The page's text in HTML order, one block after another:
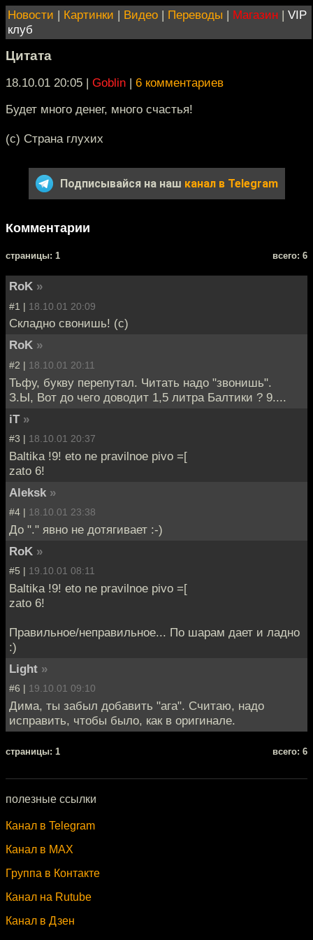
Новости | Картинки | Видео | Переводы | Магазин | VIP
клуб
Цитата
18.10.01 20:05 | Goblin | 6 комментариев
Будет много денег, много счастья!
(с) Страна глухих
Подписывайся на наш канал в Telegram
Комментарии
cтраницы: 1 всего: 6
RoK »
#1 | 18.10.01 20:09
Складно свонишь! (с)
RoK »
#2 | 18.10.01 20:11
Тьфу, букву перепутал. Читать надо "звонишь".
З.Ы, Вот до чего доводит 1,5 литра Балтики ? 9....
iT »
#3 | 18.10.01 20:37
Baltika !9! eto ne pravilnoe pivo =[
zato 6!
Aleksk »
#4 | 18.10.01 23:38
До "." явно не дотягивает :-)
RoK »
#5 | 19.10.01 08:11
Baltika !9! eto ne pravilnoe pivo =[
zato 6!
Правильное/неправильное... По шарам дает и ладно
:)
Light »
#6 | 19.10.01 09:10
Дима, ты забыл добавить "ага". Считаю, надо
исправить, чтобы было, как в оригинале.
cтраницы: 1 всего: 6
полезные ссылки
Канал в Telegram
Канал в MAX
Группа в Контакте
Канал на Rutube
Канал в Дзен